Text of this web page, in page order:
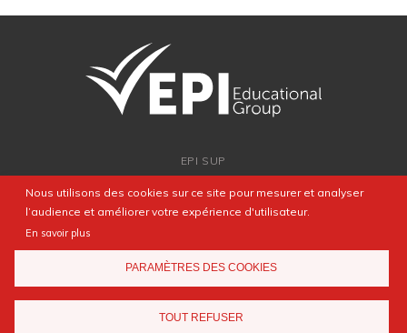
Nous utilisons des cookies sur ce site pour mesurer et analyser
l’audience et améliorer votre expérience d'utilisateur.
En savoir plus
PARAMÈTRES DES COOKIES
TOUT REFUSER
EPI SUP
PARTENARIATS
FAQ
CONTACT